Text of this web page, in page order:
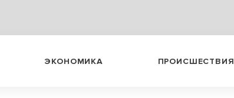
ЭКОНОМИКА ПРОИСШЕСТВИЯ